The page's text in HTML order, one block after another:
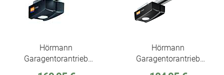
Hörmann
Garagentorantrieb
Sonderpreis
Hörmann
Garagentorantrieb
Sonderpreis